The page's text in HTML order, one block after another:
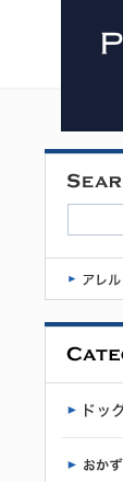
プ
ド
ド
通
-
イ